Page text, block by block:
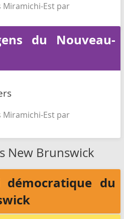
Miramichi-Est par
du Nouveau-
Miramichi-Est par
New Brunswick
démocratique du